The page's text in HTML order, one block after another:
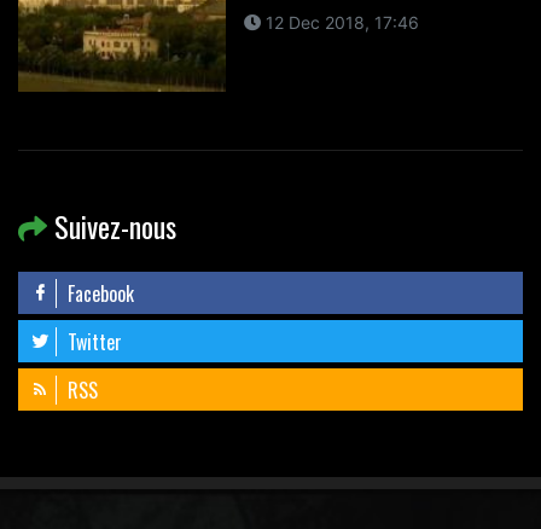
12 Dec 2018, 17:46
Suivez-nous
Facebook
Twitter
RSS